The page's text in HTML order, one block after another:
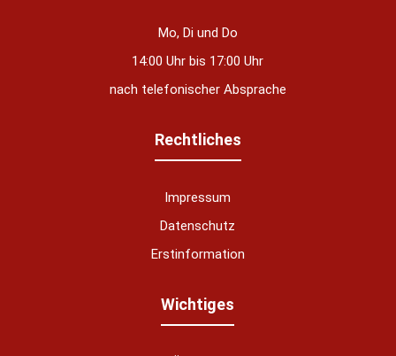
Mo, Di und Do
14:00 Uhr bis 17:00 Uhr
nach telefonischer Absprache
Rechtliches
Impressum
Datenschutz
Erstinformation
Wichtiges
alle verwendeten Cookies und